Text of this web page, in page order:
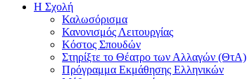
Η Σχολή
Καλωσόρισμα
Κανονισμός Λειτουργίας
Κόστος Σπουδών
Στηρίξτε το Θέατρο των Αλλαγών (ΘτΑ)
Πρόγραμμα Εκμάθησης Ελληνικών